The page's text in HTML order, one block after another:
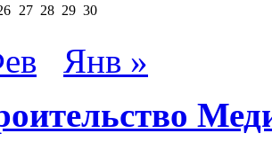
27 28 29 30
Янв »